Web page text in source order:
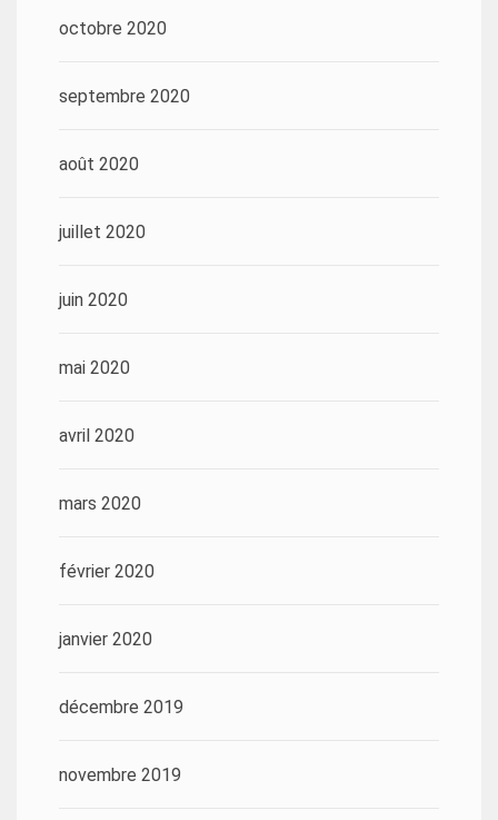
octobre 2020
septembre 2020
août 2020
juillet 2020
juin 2020
mai 2020
avril 2020
mars 2020
février 2020
janvier 2020
décembre 2019
novembre 2019